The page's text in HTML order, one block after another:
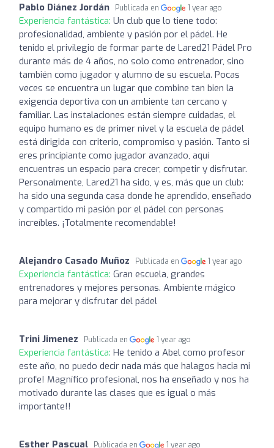
Pablo Diánez Jordán Publicada en 1 year ago
Experiencia fantástica: Un club que lo tiene todo:
profesionalidad, ambiente y pasión por el pádel. He
tenido el privilegio de formar parte de Lared21 Pádel Pro
durante más de 4 años, no solo como entrenador, sino
también como jugador y alumno de su escuela. Pocas
veces se encuentra un lugar que combine tan bien la
exigencia deportiva con un ambiente tan cercano y
familiar. Las instalaciones están siempre cuidadas, el
equipo humano es de primer nivel y la escuela de pádel
está dirigida con criterio, compromiso y pasión. Tanto si
eres principiante como jugador avanzado, aquí
encuentras un espacio para crecer, competir y disfrutar.
Personalmente, Lared21 ha sido, y es, más que un club:
ha sido una segunda casa donde he aprendido, enseñado
y compartido mi pasión por el pádel con personas
increíbles. ¡Totalmente recomendable!
Alejandro Casado Muñoz Publicada en 1 year ago
Experiencia fantástica: Gran escuela, grandes
entrenadores y mejores personas. Ambiente mágico
para mejorar y disfrutar del pádel
Trini Jimenez Publicada en 1 year ago
Experiencia fantástica: He tenido a Abel como profesor
este año, no puedo decir nada más que halagos hacia mi
profe! Magnífico profesional, nos ha enseñado y nos ha
motivado durante las clases que es igual o más
importante!!
Esther Pascual Publicada en 1 year ago